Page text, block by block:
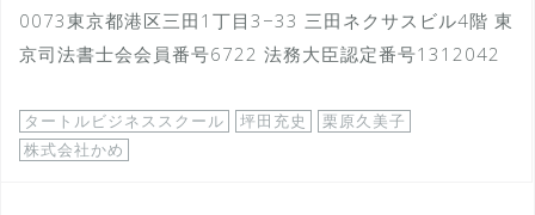
0073東京都港区三田1丁目3−33 三田ネクサスビル4階 東
京司法書士会会員番号6722 法務大臣認定番号1312042
タートルビジネススクール 坪田充史
栗原久美子
株式会社かめ